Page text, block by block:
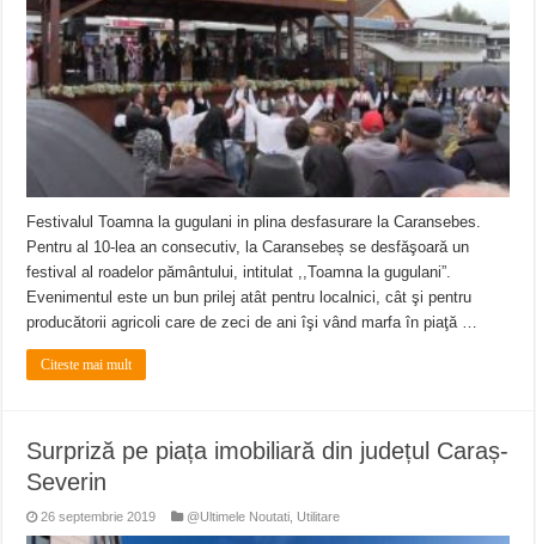
ANUNŢ OPRIRE APĂ în CARANSEBEȘ avarie
ANUNȚ OPRIRE APĂ în Reșița, cartier Țerova – avarie – 04.08.2026
Festivalul Toamna la gugulani in plina desfasurare la Caransebes.
Pentru al 10-lea an consecutiv, la Caransebeș se desfăşoară un
festival al roadelor pământului, intitulat ,,Toamna la gugulani”.
Evenimentul este un bun prilej atât pentru localnici, cât şi pentru
producătorii agricoli care de zeci de ani îşi vând marfa în piaţă …
Citeste mai mult
Surpriză pe piața imobiliară din județul Caraș-
Severin
26 septembrie 2019 @Ultimele Noutati Utilitare